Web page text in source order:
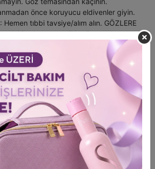
önce koruyucu eldivenler giyin.
Hemen tıbbi tavsiye/alım alın. GÖZLERE
dakika boyunca dikkatlice suyla
çıkarın ve çıkarmak kolaysa
ve açık alevlerden uzak tutun.
uygun şekilde karıştırın. Diğer
diğer yanıcı malzemelerle temas
yangına neden olabilir. KULLANMADAN
önce, aşağıdaki talimatlara
saat önce bir duyarlılık testi yapılması
toz ve suyun eşit miktarda küçük
Metal eşyalar kullanmayın. Kulak
iç kısmındaki 1 cm² cildi nazikçe (alkol
çubuk kullanarak, açıcı
bir miktarını bölgeye uygulayın ve 45